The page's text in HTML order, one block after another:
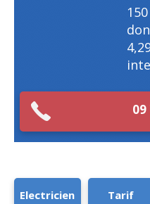
150
09
Electricien
Tarif